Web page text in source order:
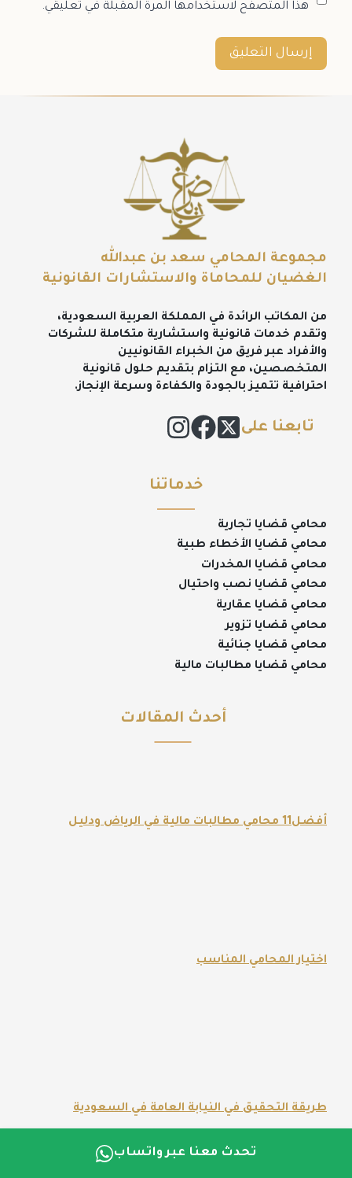
تحدث معنا عبر واتساب
هذا المتصفح لاستخدامها المرة المقبلة في تعليقي.
مجموعة المحامي سعد بن عبدالله
الغضيان للمحاماة والاستشارات القانونية
من المكاتب الرائدة في المملكة العربية السعودية،
وتقدم خدمات قانونية واستشارية متكاملة للشركات
والأفراد عبر فريق من الخبراء القانونيين
المتخصصين، مع التزام بتقديم حلول قانونية
احترافية تتميز بالجودة والكفاءة وسرعة الإنجاز.
تابعنا على
خدماتنا
محامي قضايا تجارية
محامي قضايا الأخطاء طبية
محامي قضايا المخدرات
محامي قضايا نصب واحتيال
محامي قضايا عقارية
محامي قضايا تزوير
محامي قضايا جنائية
محامي قضايا مطالبات مالية
أحدث المقالات
أفضل11 محامي مطالبات مالية في الرياض ودليل
اختيار المحامي المناسب
طريقة التحقيق في النيابة العامة في السعودية